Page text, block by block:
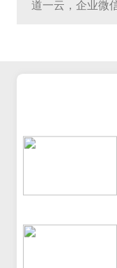
道一云，企业微